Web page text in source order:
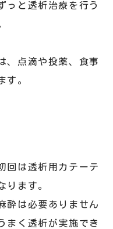
っと透析治療を行う
、点滴や投薬、食事
す。
回は透析用カテーテ
ります。
酔は必要ありません
まく透析が実施でき